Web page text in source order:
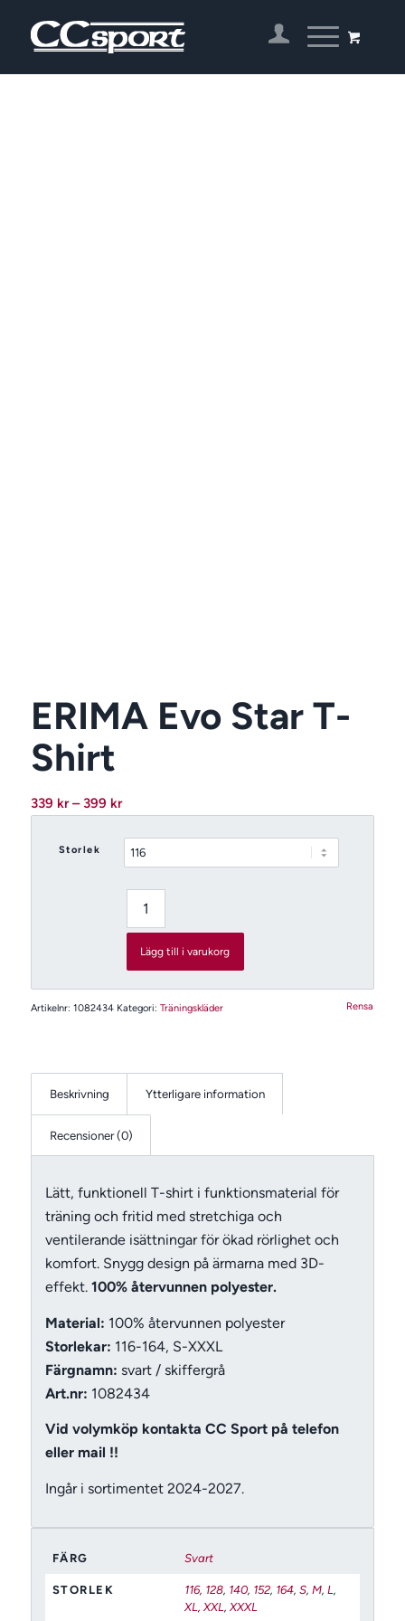
ERIMA Evo Star T-
Shirt
339 kr – 399 krPrisintervall:
till
399 kr
Storlek
Rensa
Lägg till i varukorg
Artikelnr: 1082434 Kategori: Träningskläder
Beskrivning Ytterligare information
Recensioner (0)
Lätt, funktionell T-shirt i funktionsmaterial för
träning och fritid med stretchiga och
ventilerande isättningar för ökad rörlighet och
komfort. Snygg design på ärmarna med 3D-
effekt. 100% återvunnen polyester.
Material: 100% återvunnen polyester
Storlekar: 116-164, S-XXXL
Färgnamn: svart / skiffergrå
Art.nr: 1082434
Vid volymköp kontakta CC Sport på telefon
eller mail !!
Ingår i sortimentet 2024-2027.
FÄRG Svart
STORLEK 116, 128, 140, 152, 164, S, M, L ,
XL , XXL , XXXL